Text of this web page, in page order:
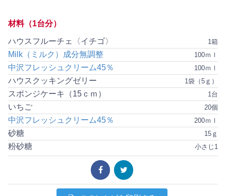
材料（1台分）
1箱
ハウスフルーチェ〈イチゴ〉
100ｍｌ
Milk（ミルク）成分無調整
100ｍｌ
中沢フレッシュクリーム45％
1袋（5ｇ）
ハウスクッキングゼリー
1台
スポンジケーキ（15ｃｍ）
20個
いちご
200ｍｌ
中沢フレッシュクリーム45％
15ｇ
砂糖
小さじ1
粉砂糖